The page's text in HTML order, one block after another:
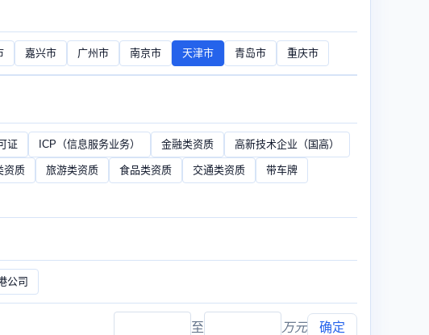
嘉兴市 广州市 南京市 天津市 青岛市 重庆市
证 ICP（信息服务业务） 金融类资质 高新技术企业（国高）
资质 旅游类资质 食品类资质 交通类资质 带车牌
公司
至 万元 确定